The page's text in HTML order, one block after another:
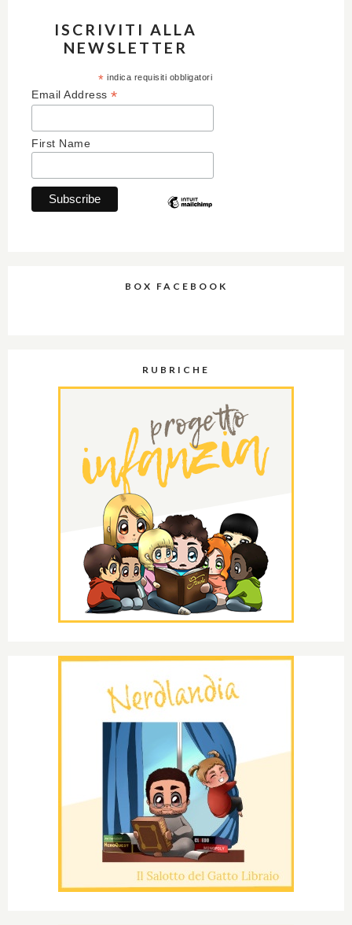
ISCRIVITI ALLA
NEWSLETTER
* indica requisiti obbligatori
Email Address *
First Name
BOX FACEBOOK
RUBRICHE